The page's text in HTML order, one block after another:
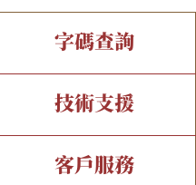
全字庫現況
專有名詞介紹
字碼查詢
部件查詢
注音查詢
技術支援
造字解決方案
客戶服務